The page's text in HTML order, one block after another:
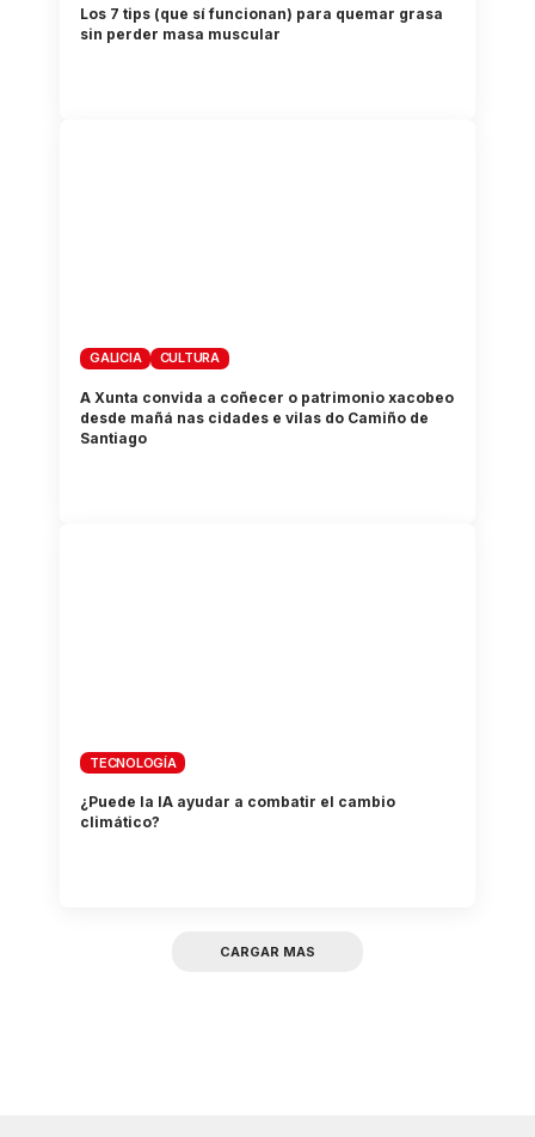
Los 7 tips (que sí funcionan) para quemar grasa
sin perder masa muscular
GALICIA CULTURA
A Xunta convida a coñecer o patrimonio xacobeo
desde mañá nas cidades e vilas do Camiño de
Santiago
TECNOLOGÍA
¿Puede la IA ayudar a combatir el cambio
climático?
CARGAR MAS